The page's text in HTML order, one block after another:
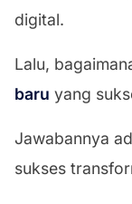
digital.
Lalu,
baru yang
Jawabannya
sukses